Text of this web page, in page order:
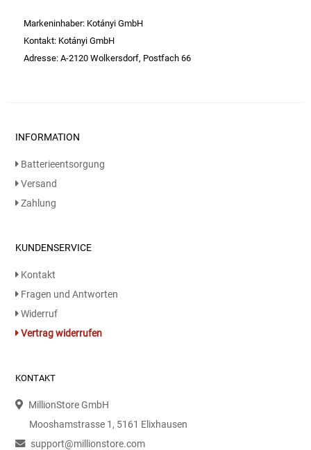
Frühstück / süße Aufstriche
Gemüsekonserven
Geschirrreiniger
Gläser
Haushaltshelfer
Kaffee
Markeninhaber: Kotányi GmbH
Kontakt: Kotányi GmbH
Adresse: A-2120 Wolkersdorf, Postfach 66
INFORMATION
Batterieentsorgung
Versand
Zahlung
KUNDENSERVICE
Kontakt
Fragen und Antworten
Widerruf
Vertrag widerrufen
KONTAKT
MillionStore GmbH
Mooshamstrasse 1, 5161 Elixhausen
support@millionstore.com